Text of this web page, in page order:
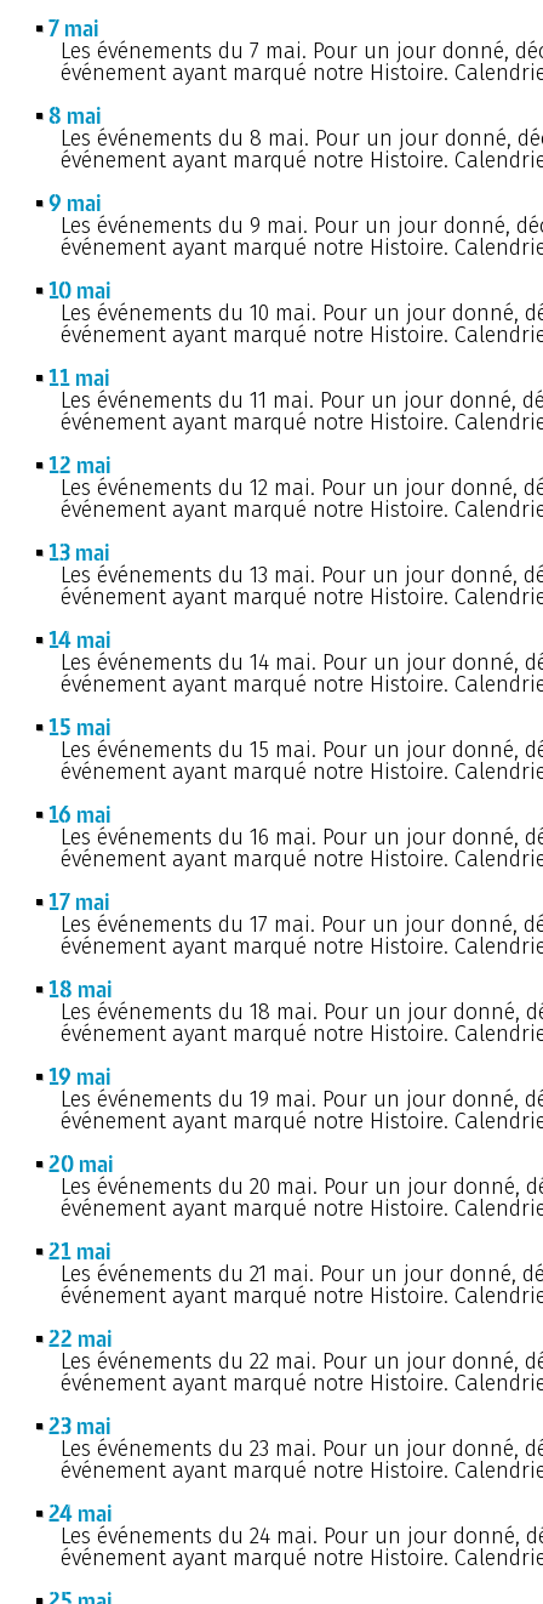
7 mai
Les événements du 7 mai. Pour un jour donné,
événement ayant marqué notre Histoire.
8 mai
Les événements du 8 mai. Pour un jour donné,
événement ayant marqué notre Histoire.
9 mai
Les événements du 9 mai. Pour un jour donné,
événement ayant marqué notre Histoire.
10 mai
Les événements du 10 mai. Pour un jour donné,
événement ayant marqué notre Histoire.
11 mai
Les événements du 11 mai. Pour un jour donné,
événement ayant marqué notre Histoire.
12 mai
Les événements du 12 mai. Pour un jour donné,
événement ayant marqué notre Histoire.
13 mai
Les événements du 13 mai. Pour un jour donné,
événement ayant marqué notre Histoire.
14 mai
Les événements du 14 mai. Pour un jour donné,
événement ayant marqué notre Histoire.
15 mai
Les événements du 15 mai. Pour un jour donné,
événement ayant marqué notre Histoire.
16 mai
Les événements du 16 mai. Pour un jour donné,
événement ayant marqué notre Histoire.
17 mai
Les événements du 17 mai. Pour un jour donné,
événement ayant marqué notre Histoire.
18 mai
Les événements du 18 mai. Pour un jour donné,
événement ayant marqué notre Histoire.
19 mai
Les événements du 19 mai. Pour un jour donné,
événement ayant marqué notre Histoire.
20 mai
Les événements du 20 mai. Pour un jour donné,
événement ayant marqué notre Histoire.
21 mai
Les événements du 21 mai. Pour un jour donné,
événement ayant marqué notre Histoire.
22 mai
Les événements du 22 mai. Pour un jour donné,
événement ayant marqué notre Histoire.
23 mai
Les événements du 23 mai. Pour un jour donné,
événement ayant marqué notre Histoire.
24 mai
Les événements du 24 mai. Pour un jour donné,
événement ayant marqué notre Histoire.